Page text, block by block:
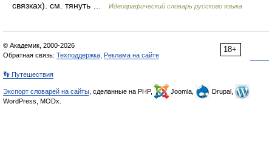
связках). см. тянуть …
Идеографический словарь русского языка
18+
© Академик, 2000-2026
Обратная связь: Техподдержка Реклама на сайте
👣 Путешествия
Экспорт словарей на сайты , сделанные на PHP, Joomla,
Drupal,
WordPress, MODx.